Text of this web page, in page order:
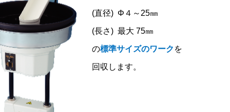
(直径) Φ４～25㎜
(長さ) 最大 75㎜
の標準サイズのワーク を
回収します。